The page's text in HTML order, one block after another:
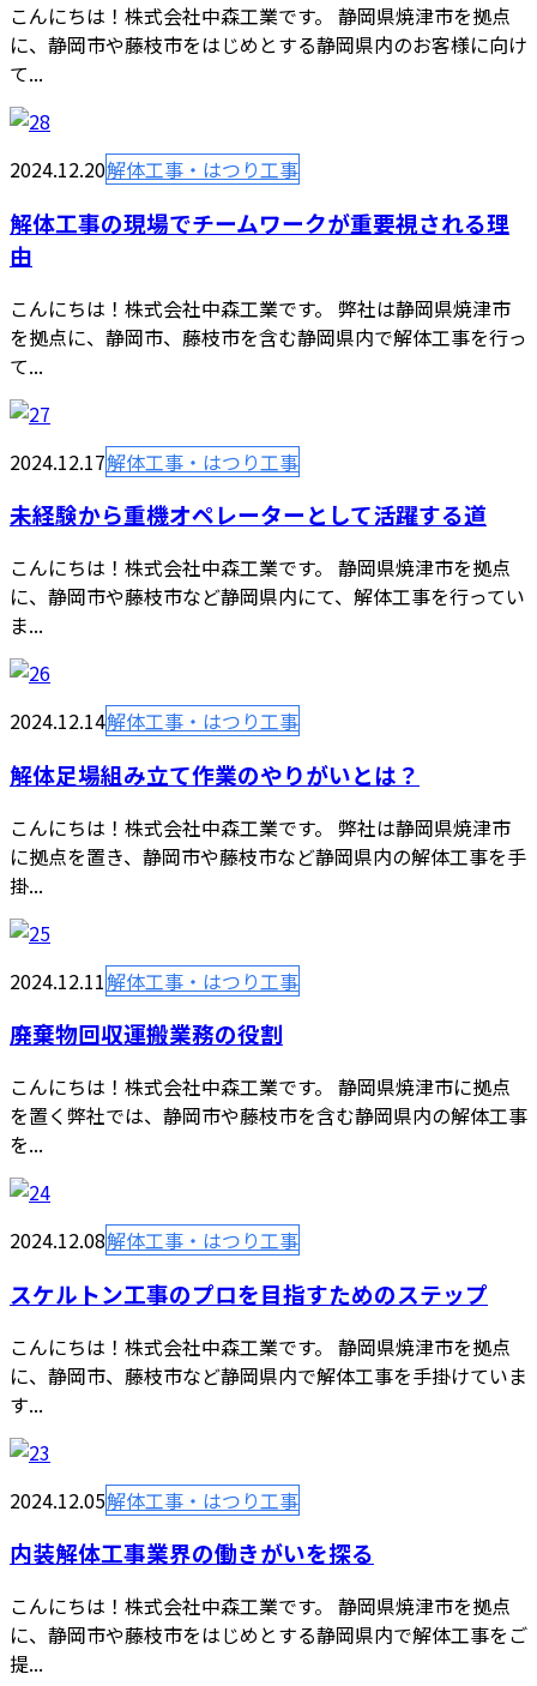
こんにちは！株式会社中森工業です。 静岡県焼津市を拠点
に、静岡市や藤枝市をはじめとする静岡県内のお客様に向け
て...
2024.12.20解体工事・はつり工事
解体工事の現場でチームワークが重要視される理
由
こんにちは！株式会社中森工業です。 弊社は静岡県焼津市
を拠点に、静岡市、藤枝市を含む静岡県内で解体工事を行っ
て...
2024.12.17解体工事・はつり工事
未経験から重機オペレーターとして活躍する道
こんにちは！株式会社中森工業です。 静岡県焼津市を拠点
に、静岡市や藤枝市など静岡県内にて、解体工事を行ってい
ま...
2024.12.14解体工事・はつり工事
解体足場組み立て作業のやりがいとは？
こんにちは！株式会社中森工業です。 弊社は静岡県焼津市
に拠点を置き、静岡市や藤枝市など静岡県内の解体工事を手
掛...
2024.12.11解体工事・はつり工事
廃棄物回収運搬業務の役割
こんにちは！株式会社中森工業です。 静岡県焼津市に拠点
を置く弊社では、静岡市や藤枝市を含む静岡県内の解体工事
を...
2024.12.08解体工事・はつり工事
スケルトン工事のプロを目指すためのステップ
こんにちは！株式会社中森工業です。 静岡県焼津市を拠点
に、静岡市、藤枝市など静岡県内で解体工事を手掛けていま
す...
2024.12.05解体工事・はつり工事
内装解体工事業界の働きがいを探る
こんにちは！株式会社中森工業です。 静岡県焼津市を拠点
に、静岡市や藤枝市をはじめとする静岡県内で解体工事をご
提...